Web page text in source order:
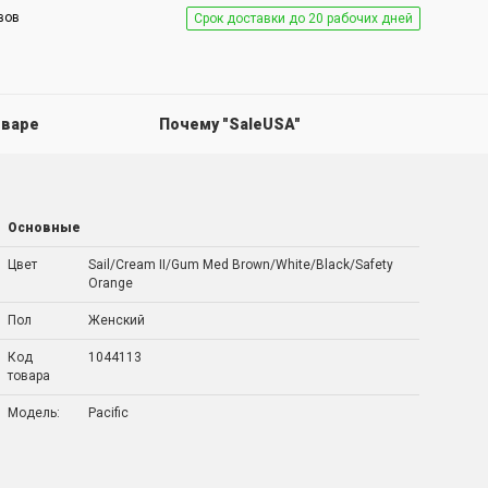
Срок доставки до 20 рабочих дней
Почему "SaleUSA"
Основные
Цвет
Sail/Cream II/Gum Med Brown/White/Black/Safety
Orange
Пол Женский
Код
товара
1044113
Модель: Pacific